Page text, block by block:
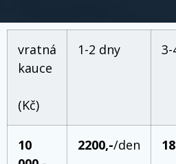
vratná
kauce
(Kč)
1-2 dny 3-
10
2200,-/den